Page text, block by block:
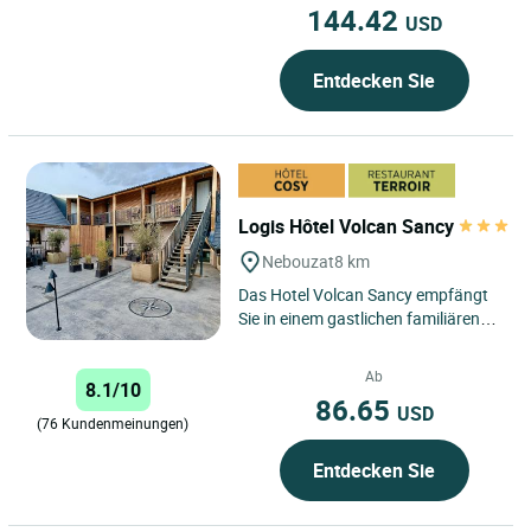
144.42 USD
Entdecken Sie
Logis Hôtel Volcan Sancy
Nebouzat8 km
Das Hotel Volcan Sancy empfängt
Sie in einem gastlichen familiären
Parc Régional des Volcans...
8.1/10
(76 Kundenmeinungen)
Ab
86.65 USD
Entdecken Sie